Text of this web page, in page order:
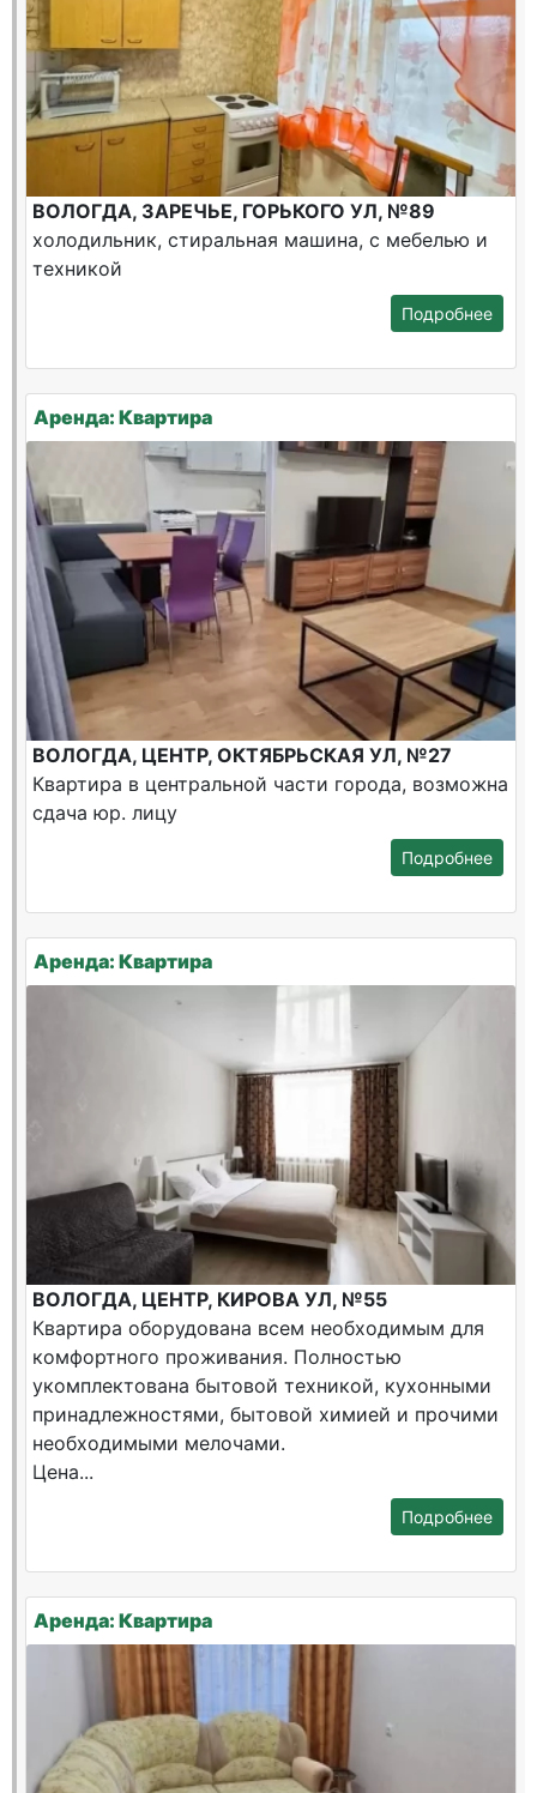
ВОЛОГДА, ЗАРЕЧЬЕ, ГОРЬКОГО УЛ, №89
холодильник, стиральная машина, с мебелью и
техникой
Подробнее
Аренда: Квартира
ВОЛОГДА, ЦЕНТР, ОКТЯБРЬСКАЯ УЛ, №27
Квартира в центральной части города, возможна
сдача юр. лицу
Подробнее
Аренда: Квартира
ВОЛОГДА, ЦЕНТР, КИРОВА УЛ, №55
Квартира оборудована всем необходимым для
комфортного проживания. Полностью
укомплектована бытовой техникой, кухонными
принадлежностями, бытовой химией и прочими
необходимыми мелочами.
Цена...
Подробнее
Аренда: Квартира